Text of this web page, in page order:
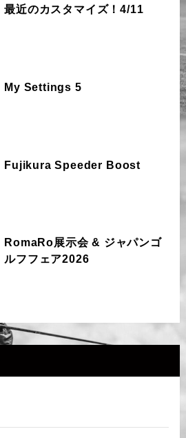
最近のカスタマイズ！4/11
My Settings 5
Fujikura Speeder Boost
RomaRo展示会 & ジャパンゴ
ルフフェア2026